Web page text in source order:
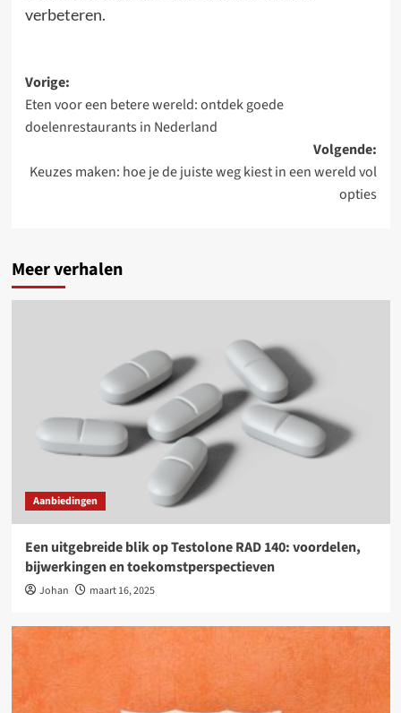
verbeteren.
Bericht
navigatie
Vorige:
Eten voor een betere wereld: ontdek goede
doelenrestaurants in Nederland
Volgende:
Keuzes maken: hoe je de juiste weg kiest in een wereld vol
opties
Meer verhalen
Aanbiedingen
Een uitgebreide blik op Testolone RAD 140: voordelen,
bijwerkingen en toekomstperspectieven
Johan maart 16, 2025